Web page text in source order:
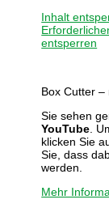
Inhalt
entsperren
Box Cutter –
Sie sehen
YouTube .
klicken Sie
Sie, dass
werden.
Mehr